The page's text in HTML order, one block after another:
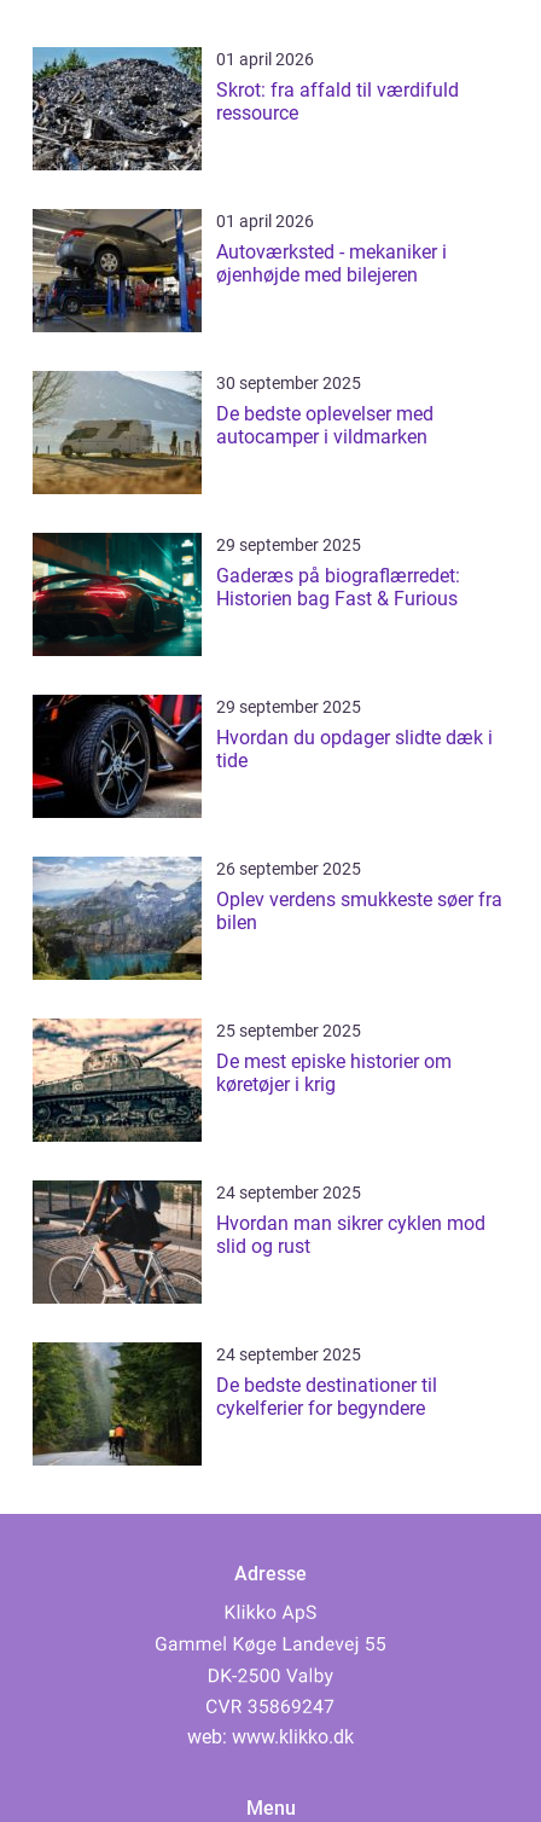
01 april 2026
Skrot: fra affald til værdifuld
ressource
01 april 2026
Autoværksted - mekaniker i
øjenhøjde med bilejeren
30 september 2025
De bedste oplevelser med
autocamper i vildmarken
29 september 2025
Gaderæs på biograflærredet:
Historien bag Fast & Furious
29 september 2025
Hvordan du opdager slidte dæk i
tide
26 september 2025
Oplev verdens smukkeste søer fra
bilen
25 september 2025
De mest episke historier om
køretøjer i krig
24 september 2025
Hvordan man sikrer cyklen mod
slid og rust
24 september 2025
De bedste destinationer til
cykelferier for begyndere
Adresse
web: www.klikko.dk
Menu